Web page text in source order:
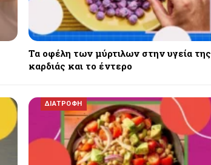
Τα οφέλη των μύρτιλων στην υγεία της
καρδιάς και το έντερο
ΔΙΑΤΡΟΦΗ